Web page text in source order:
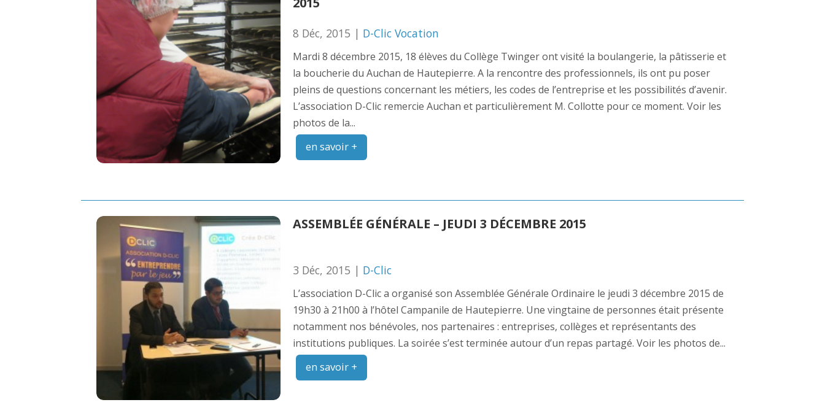
8 Déc, 2015 | D-Clic Vocation
Mardi 8 décembre 2015, 18 élèves du Collège Twinger ont visité la boulangerie, la pâtisserie et
la boucherie du Auchan de Hautepierre. A la rencontre des professionnels, ils ont pu poser
pleins de questions concernant les métiers, les codes de l’entreprise et les possibilités d’avenir.
L’association D-Clic remercie Auchan et particulièrement M. Collotte pour ce moment. Voir les
photos de la...
en savoir +
ASSEMBLÉE GÉNÉRALE – JEUDI 3 DÉCEMBRE 2015
3 Déc, 2015 | D-Clic
L’association D-Clic a organisé son Assemblée Générale Ordinaire le jeudi 3 décembre 2015 de
19h30 à 21h00 à l’hôtel Campanile de Hautepierre. Une vingtaine de personnes était présente
notamment nos bénévoles, nos partenaires : entreprises, collèges et représentants des
institutions publiques. La soirée s’est terminée autour d’un repas partagé. Voir les photos de...
en savoir +